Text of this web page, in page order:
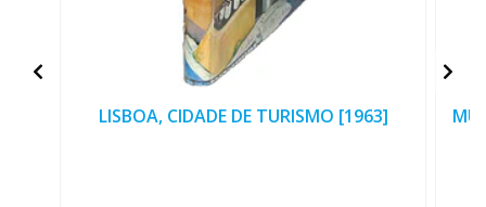
LISBOA, CIDADE DE TURISMO [1963]